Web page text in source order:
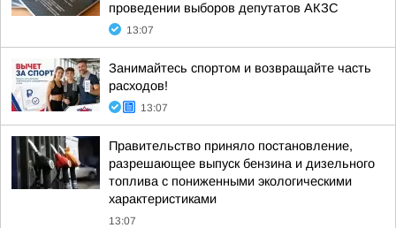
проведении выборов депутатов АКЗС
13:07
Занимайтесь спортом и возвращайте часть
расходов!
13:07
Правительство приняло постановление,
разрешающее выпуск бензина и дизельного
топлива с пониженными экологическими
характеристиками
13:07